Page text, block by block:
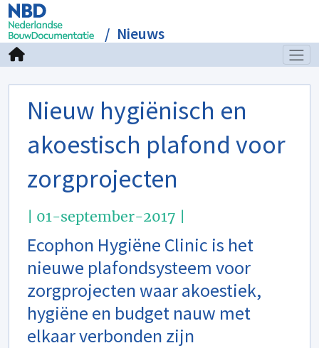
Nieuws
Nieuw hygiënisch en
akoestisch plafond voor
zorgprojecten
| 01-september-2017 |
Ecophon Hygiëne Clinic is het
nieuwe plafondsysteem voor
zorgprojecten waar akoestiek,
hygiëne en budget nauw met
elkaar verbonden zijn